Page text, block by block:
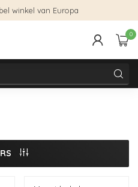
winkel van Europa
0